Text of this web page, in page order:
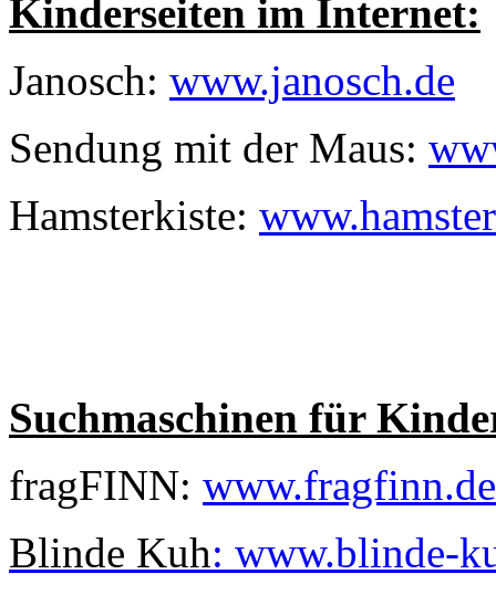
Kinderseiten im Internet:
Janosch: www.janosch.de
Sendung mit der Maus:
Hamsterkiste:
Suchmaschinen für
fragFINN: www.fragfinn.de
Blinde Kuh: www.blinde-